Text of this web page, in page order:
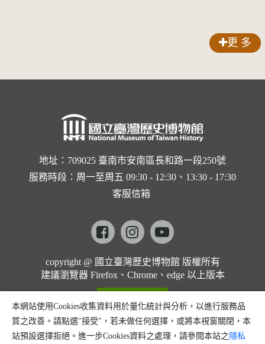
的依戀—
勒大地之
歌]【對
世界與生
命的依戀
馬勒大地
之歌】
更 多
地址：709025 臺南市安南區長和路一段250號
服務時段：周一至周五 09:30 - 12:30、13:30 - 17:30
客服信箱
Facebookinstagramyoutube
copyright @ 國立臺灣歷史博物館 版權所有
建議瀏覽器 Firefox、Chrome、edge 以上版本
本網站使用Cookies收集資料用於量化統計與分析，以進行服務品
質之改善。請點選"接受"，若未做任何選擇，或將本視窗關閉，本
站預設選擇拒絕。進一步Cookies資料之處理，請參閱本站之 隱私